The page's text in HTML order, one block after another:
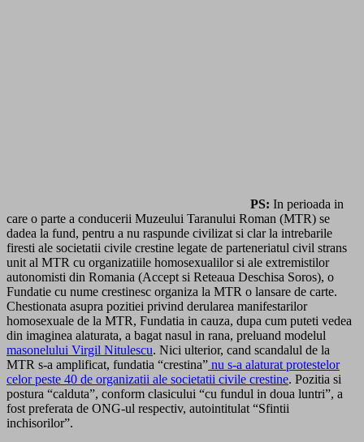
PS: In perioada in
care o parte a conducerii Muzeului Taranului Roman (MTR) se
dadea la fund, pentru a nu raspunde civilizat si clar la intrebarile
firesti ale societatii civile crestine legate de parteneriatul civil strans
unit al MTR cu organizatiile homosexualilor si ale extremistilor
autonomisti din Romania (Accept si Reteaua Deschisa Soros), o
Fundatie cu nume crestinesc organiza la MTR o lansare de carte.
Chestionata asupra pozitiei privind derularea manifestarilor
homosexuale de la MTR, Fundatia in cauza, dupa cum puteti vedea
din imaginea alaturata, a bagat nasul in rana, preluand modelul
masonelului Virgil Nitulescu. Nici ulterior, cand scandalul de la
MTR s-a amplificat, fundatia “crestina” nu s-a alaturat protestelor
celor peste 40 de organizatii ale societatii civile crestine. Pozitia si
postura “calduta”, conform clasicului “cu fundul in doua luntri”, a
fost preferata de ONG-ul respectiv, autointitulat “Sfintii
inchisorilor”.